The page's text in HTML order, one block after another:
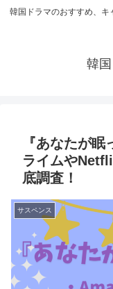
韓国ドラマのおすすめ、
韓
『あなたが
ライムや
底調査！
サスペンス